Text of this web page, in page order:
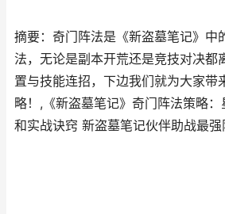
摘要：奇门阵法是《新盗墓笔记》中
法，无论是副本开荒还是竞技对决都
置与技能连招，下边我们就为大家带
略！,《新盗墓笔记》奇门阵法策略
和实战诀窍 新盗墓笔记伙伴助战最强